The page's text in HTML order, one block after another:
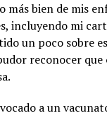
más bien de mis
incluyendo mi
un poco sobre
reconocer
a un